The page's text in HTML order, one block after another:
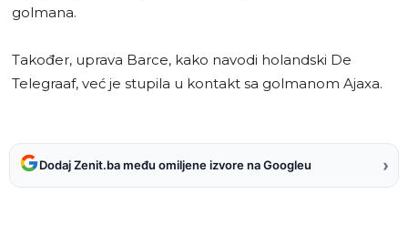
golmana.
Također, uprava Barce, kako navodi holandski De
Telegraaf, već je stupila u kontakt sa golmanom Ajaxa.
Dodaj Zenit.ba među omiljene izvore na Googleu ›